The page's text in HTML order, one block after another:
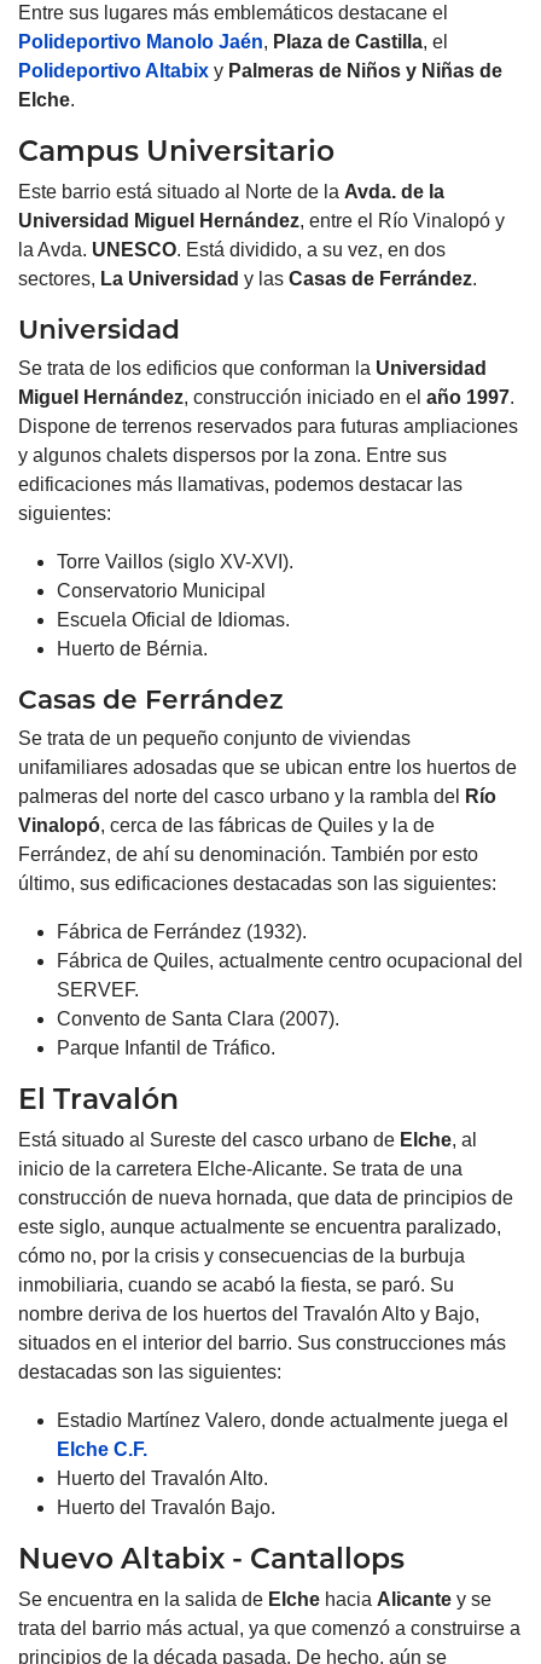
Entre sus lugares más emblemáticos destacane el
Polideportivo Manolo Jaén, Plaza de Castilla, el
Polideportivo Altabix y Palmeras de Niños y Niñas de
Elche.
Campus Universitario
Este barrio está situado al Norte de la Avda. de la
Universidad Miguel Hernández, entre el Río Vinalopó y
la Avda. UNESCO. Está dividido, a su vez, en dos
sectores, La Universidad y las Casas de Ferrández.
Universidad
Se trata de los edificios que conforman la Universidad
Miguel Hernández, construcción iniciado en el año 1997.
Dispone de terrenos reservados para futuras ampliaciones
y algunos chalets dispersos por la zona. Entre sus
edificaciones más llamativas, podemos destacar las
siguientes:
Torre Vaillos (siglo XV-XVI).
Conservatorio Municipal
Escuela Oficial de Idiomas.
Huerto de Bérnia.
Casas de Ferrández
Se trata de un pequeño conjunto de viviendas
unifamiliares adosadas que se ubican entre los huertos de
palmeras del norte del casco urbano y la rambla del
Río
Vinalopó, cerca de las fábricas de Quiles y la de
Ferrández, de ahí su denominación. También por esto
último, sus edificaciones destacadas son las siguientes:
Fábrica de Ferrández (1932).
Fábrica de Quiles, actualmente centro ocupacional del
SERVEF.
Convento de Santa Clara (2007).
Parque Infantil de Tráfico.
El Travalón
Está situado al Sureste del casco urbano de Elche, al
inicio de la carretera Elche-Alicante. Se trata de una
construcción de nueva hornada, que data de principios de
este siglo, aunque actualmente se encuentra paralizado,
cómo no, por la crisis y consecuencias de la burbuja
inmobiliaria, cuando se acabó la fiesta, se paró. Su
nombre deriva de los huertos del Travalón Alto y Bajo,
situados en el interior del barrio. Sus construcciones más
destacadas son las siguientes:
Estadio Martínez Valero, donde actualmente juega el
Elche C.F.
Huerto del Travalón Alto.
Huerto del Travalón Bajo.
Nuevo Altabix - Cantallops
Se encuentra en la salida de Elche hacia Alicante y se
trata del barrio más actual, ya que comenzó a construirse a
principios de la década pasada. De hecho, aún se